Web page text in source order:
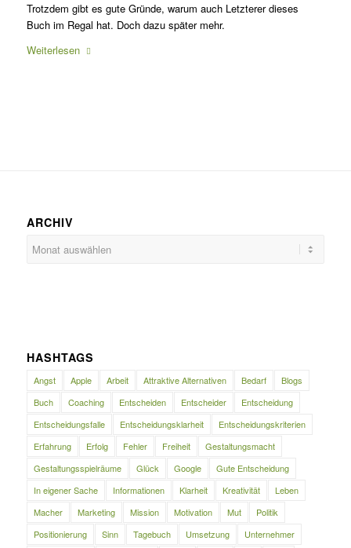
Trotzdem gibt es gute Gründe, warum auch Letzterer dieses
Buch im Regal hat. Doch dazu später mehr.
Weiterlesen
ARCHIV
HASHTAGS
Angst Apple Arbeit Attraktive Alternativen Bedarf
Blogs
Buch
Coaching Entscheiden Entscheider
Entscheidung
Entscheidungsfalle
Entscheidungsklarheit
Entscheidungskriterien
Erfahrung
Erfolg Fehler Freiheit
Gestaltungsmacht
Gestaltungsspielräume
Glück Google
Gute Entscheidung
In eigener Sache
Informationen Klarheit Kreativität
Leben
Macher
Marketing Mission Motivation Mut
Politik
Positionierung
Sinn Tagebuch Umsetzung Unternehmer